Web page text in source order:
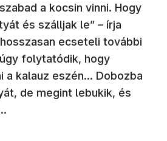
a kocsin vinni. Hogy
és szálljak le” – írja
ecseteli további
folytatódik, hogy
a kalauz eszén… Dobozba
de megint lebukik, és